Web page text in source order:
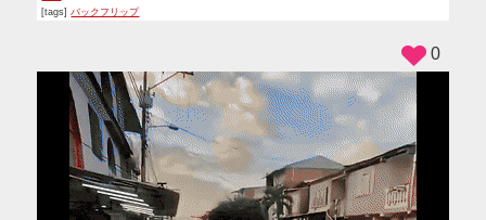
[tags] バックフリップ
0